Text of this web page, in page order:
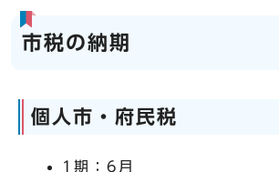
市税の納期
個人市・府民税
1期：6月